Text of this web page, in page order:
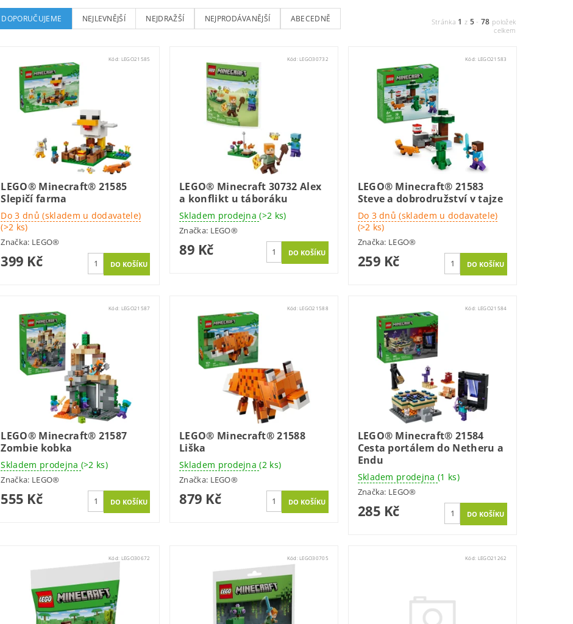
DOPORUČUJEME NEJLEVNĚJŠÍ NEJDRAŽŠÍ NEJPRODÁVANĚJŠÍ ABECEDNĚ Stránka 1 z 5 - 78 položek
celkem
Kód: LEGO21585
LEGO® Minecraft® 21585
Slepičí farma
Do 3 dnů (skladem u dodavatele)
(>2 ks)
Značka: LEGO®
399 Kč
Kód:LEGO30732
LEGO® Minecraft 30732 Alex
a konflikt u táboráku
Skladem prodejna(>2 ks)
Značka: LEGO®
89 Kč
Kód: LEGO21583
LEGO® Minecraft® 21583
Steve a dobrodružství v tajze
Do 3 dnů (skladem u dodavatele)
(>2 ks)
Značka: LEGO®
259 Kč
Kód: LEGO21587
LEGO® Minecraft® 21587
Zombie kobka
Skladem prodejna (>2 ks)
Značka: LEGO®
555 Kč
Kód:LEGO21588
LEGO® Minecraft® 21588
Liška
Skladem prodejna(2 ks)
Značka: LEGO®
879 Kč
Kód: LEGO21584
LEGO® Minecraft® 21584
Cesta portálem do Netheru a
Endu
Skladem prodejna (1 ks)
Značka: LEGO®
285 Kč
Kód: LEGO30672 Kód:LEGO30705 Kód: LEGO21262